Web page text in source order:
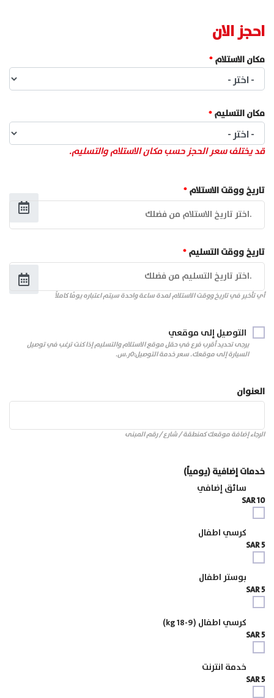
احجز الان
مكان الاستلام
مكان التسليم
قد يختلف سعر الحجز حسب مكان الاستلام والتسليم.
تاريخ ووقت الاستلام
تاريخ ووقت التسليم
أي تأخير في تاريخ ووقت الاستلام لمدة ساعة واحدة سيتم اعتباره يومًا كاملاً
التوصيل إلى موقعي
يرجى تحديد أقرب فرع في حقل موقع الاستلام والتسليم إذا كنت ترغب في توصيل
السيارة إلى موقعك. سعر خدمة التوصيل:0ر.س.‏
العنوان
الرجاء إضافة موقعك كمنطقة / شارع / رقم المبنى
خدمات إضافية (يومياً)
سائق إضافي
10 SAR
كرسي اطفال
5 SAR
بوستر اطفال
5 SAR
كرسي اطفال (9-18 kg)
5 SAR
خدمة انترنت
5 SAR